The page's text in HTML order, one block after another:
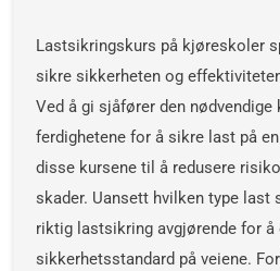
Lastsikringskurs på kjøreskoler
sikre sikkerheten og
Ved å gi sjåfører den nødvendige
ferdighetene for å sikre last på
disse kursene til å redusere
skader. Uansett hvilken type last
riktig lastsikring avgjørende for å
sikkerhetsstandard på veiene.